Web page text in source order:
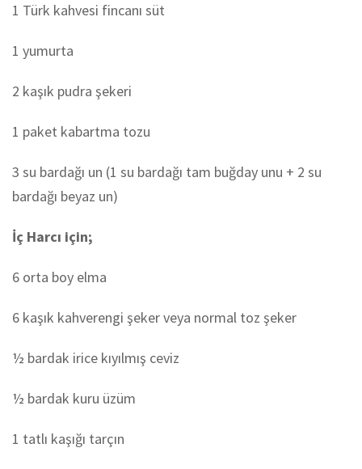
1 Türk kahvesi fincanı süt
1 yumurta
2 kaşık pudra şekeri
1 paket kabartma tozu
3 su bardağı un (1 su bardağı tam buğday unu + 2 su
bardağı beyaz un)
İç Harcı için;
6 orta boy elma
6 kaşık kahverengi şeker veya normal toz şeker
½ bardak irice kıyılmış ceviz
½ bardak kuru üzüm
1 tatlı kaşığı tarçın